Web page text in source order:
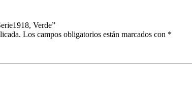
Verde”
Los campos obligatorios están marcados con *